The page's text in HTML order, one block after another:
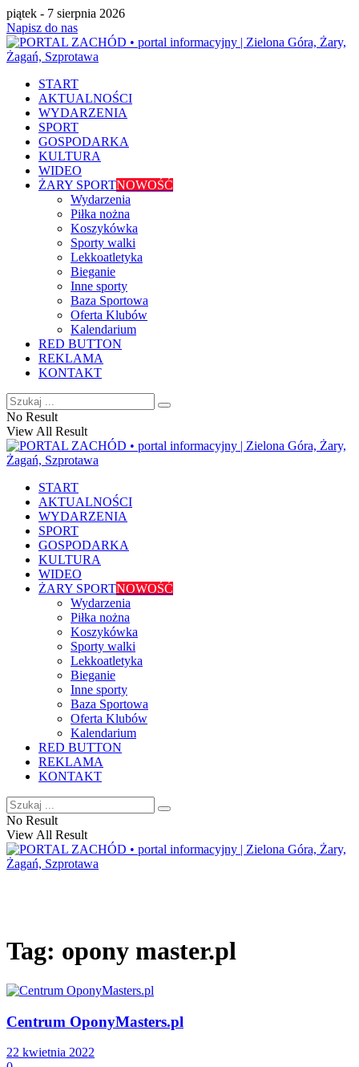
piątek - 7 sierpnia 2026
Napisz do nas
START
AKTUALNOŚCI
WYDARZENIA
SPORT
GOSPODARKA
KULTURA
WIDEO
ŻARY SPORTNOWOŚĆ
Wydarzenia
Piłka nożna
Koszykówka
Sporty walki
Lekkoatletyka
Bieganie
Inne sporty
Baza Sportowa
Oferta Klubów
Kalendarium
RED BUTTON
REKLAMA
KONTAKT
No Result
View All Result
START
AKTUALNOŚCI
WYDARZENIA
SPORT
GOSPODARKA
KULTURA
WIDEO
ŻARY SPORTNOWOŚĆ
Wydarzenia
Piłka nożna
Koszykówka
Sporty walki
Lekkoatletyka
Bieganie
Inne sporty
Baza Sportowa
Oferta Klubów
Kalendarium
RED BUTTON
REKLAMA
KONTAKT
No Result
View All Result
Tag: opony master.pl
Centrum OponyMasters.pl
22 kwietnia 2022